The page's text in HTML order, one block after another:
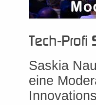
Tech-Profi
Saskia
eine